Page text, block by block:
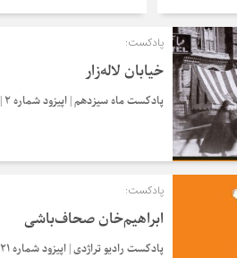
پادکست:
خیابان لاله‌زار
پادکست ماه سیزدهم | اپیزود شماره 2 | خیابان لاله زار
پادکست:
ابراهیم‌خان صحاف‌باشی
پادکست رادیو تراژدی | اپیزود شماره 21 | ابراهیم‌خان صحاف‌باشی